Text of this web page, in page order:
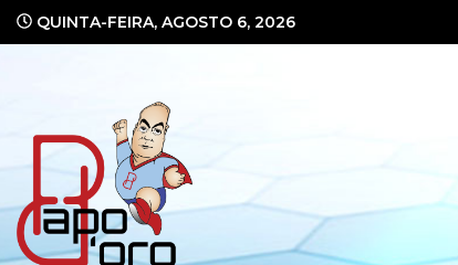
QUINTA-FEIRA, AGOSTO 6, 2026